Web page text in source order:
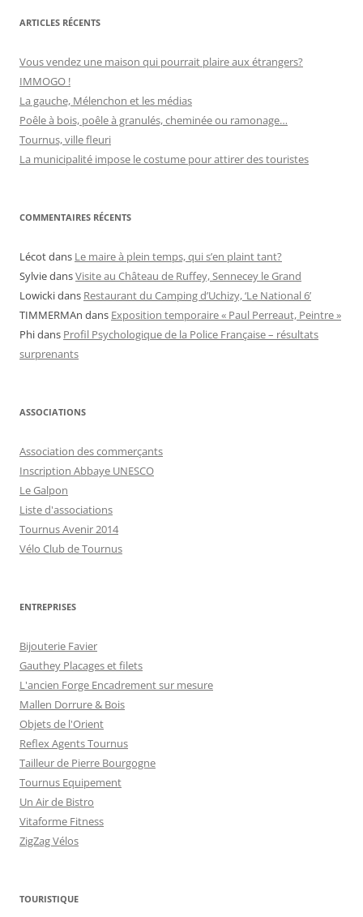
r
i
ARTICLES RÉCENTS
Vous vendez une maison qui pourrait plaire aux étrangers?
IMMOGO !
La gauche, Mélenchon et les médias
Poêle à bois, poêle à granulés, cheminée ou ramonage…
Tournus, ville fleuri
La municipalité impose le costume pour attirer des touristes
COMMENTAIRES RÉCENTS
Lécotdans Le maire à plein temps, qui s’en plaint tant?
SylviedansVisite au Château de Ruffey, Sennecey le Grand
Lowickidans Restaurant du Camping d’Uchizy, ‘Le National 6’
TIMMERMAn dans Exposition temporaire « Paul Perreaut, Peintre »
Phidans Profil Psychologique de la Police Française – résultats
surprenants
ASSOCIATIONS
Association des commerçants
Inscription Abbaye UNESCO
Le Galpon
Liste d'associations
Tournus Avenir 2014
Vélo Club de Tournus
ENTREPRISES
Bijouterie Favier
Gauthey Placages et filets
L'ancien Forge Encadrement sur mesure
Mallen Dorrure & Bois
Objets de l'Orient
Reflex Agents Tournus
Tailleur de Pierre Bourgogne
Tournus Equipement
Un Air de Bistro
Vitaforme Fitness
ZigZag Vélos
TOURISTIQUE